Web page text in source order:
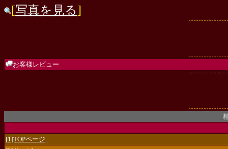
[写真を見る]
お客様レビュー
柏アロ
[1]TOPページ